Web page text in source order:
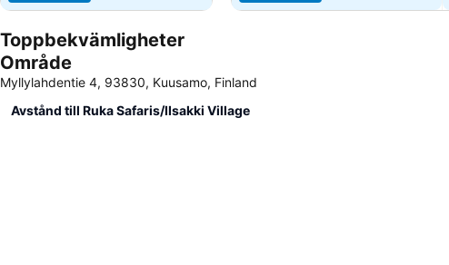
Toppbekvämligheter
Område
Myllylahdentie 4, 93830, Kuusamo, Finland
Avstånd till Ruka Safaris/IIsakki Village